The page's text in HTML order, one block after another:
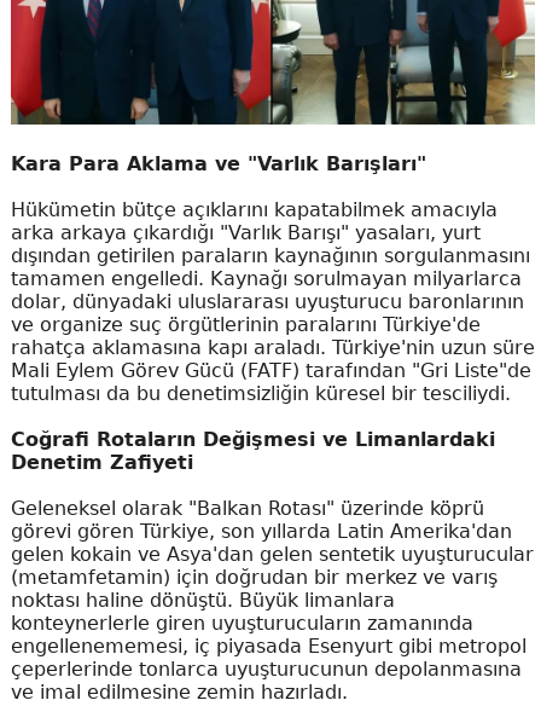
Kara Para Aklama ve "Varlık Barışları"
Hükümetin bütçe açıklarını kapatabilmek amacıyla
arka arkaya çıkardığı "Varlık Barışı" yasaları, yurt
dışından getirilen paraların kaynağının sorgulanmasını
tamamen engelledi. Kaynağı sorulmayan milyarlarca
dolar, dünyadaki uluslararası uyuşturucu baronlarının
ve organize suç örgütlerinin paralarını Türkiye'de
rahatça aklamasına kapı araladı. Türkiye'nin uzun süre
Mali Eylem Görev Gücü (FATF) tarafından "Gri Liste"de
tutulması da bu denetimsizliğin küresel bir tesciliydi.
Coğrafi Rotaların Değişmesi ve Limanlardaki
Denetim Zafiyeti
Geleneksel olarak "Balkan Rotası" üzerinde köprü
görevi gören Türkiye, son yıllarda Latin Amerika'dan
gelen kokain ve Asya'dan gelen sentetik uyuşturucular
(metamfetamin) için doğrudan bir merkez ve varış
noktası haline dönüştü. Büyük limanlara
konteynerlerle giren uyuşturucuların zamanında
engellenememesi, iç piyasada Esenyurt gibi metropol
çeperlerinde tonlarca uyuşturucunun depolanmasına
ve imal edilmesine zemin hazırladı.